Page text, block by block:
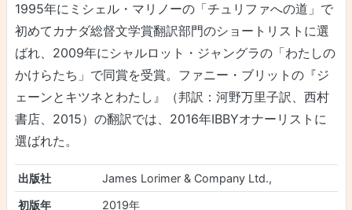
1995年にミシェル・マリノーの「チュリファへの道」で
初めてカナダ総督文学賞翻訳部門のショートリストに選
ばれ、2009年にシャルロット・ジャングラの「わたしの
かけらたち」で同賞を受賞。ファニー・ブリットの『ジ
ェーンとキツネとわたし』（邦訳：河野万里子訳、西村
書店、2015）の翻訳では、2016年IBBYオナーリストに
選ばれた。
出版社
James Lorimer & Company Ltd.,
初版年
2019年